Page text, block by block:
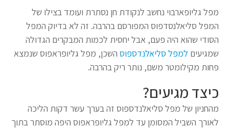
מפל גליופארבוי נחשב לנקודת חן נסתרת ועומד בצילו של
המפל סליאלנסדפוס המפורסם בהרבה. זה לא בדיוק המפל
הסודי שהוא היה פעם, אבל יחסית לכמות המבקרים הגדולה
שמגיעים למפל סליאלנדספוסהשכן, מפל גליופראפוס שנמצא
פחות מקילומטר משם, נותר ריק בהרבה.
כיצד מגיעים?
מהחניון של מפל סליאלנדספוס זה בערך עשר דקות הליכה
לאורך השביל המסומן עד למפל גליופראפוס היפה מוסתר בתוך